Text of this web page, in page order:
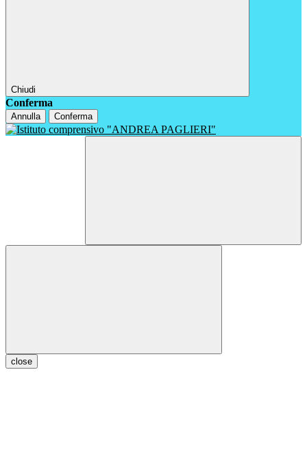
Chiudi
Conferma
Annulla Conferma
close